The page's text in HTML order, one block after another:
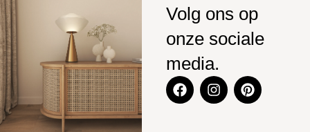
Volg ons op
onze sociale
media.